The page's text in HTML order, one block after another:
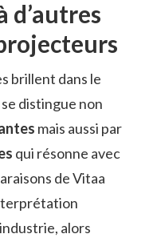
d’autres
brillent dans le
distingue non
mais aussi par
qui résonne avec
de Vitaa
alors